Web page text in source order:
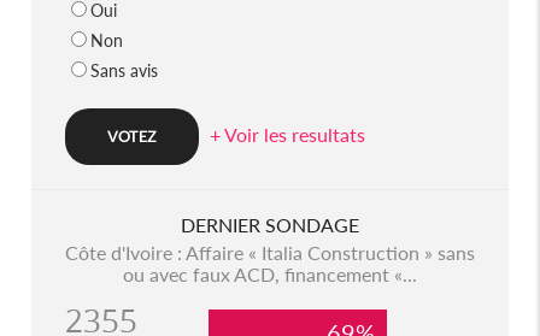
Oui
Non
Sans avis
+ Voir les resultats
DERNIER SONDAGE
Côte d'Ivoire : Affaire « Italia Construction » sans
ou avec faux ACD, financement «...
2355